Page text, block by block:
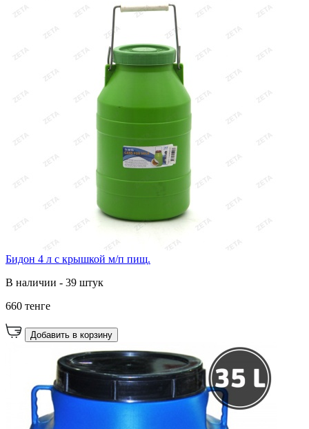
Бидон 4 л с крышкой м/п пищ.
В наличии - 39 штук
660 тенге
Добавить в корзину